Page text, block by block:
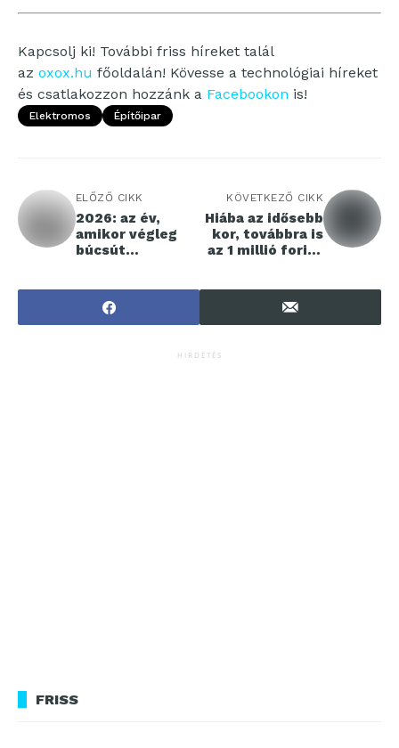
Kapcsolj ki! További friss híreket talál
az oxox.hu főoldalán! Kövesse a technológiai híreket
és csatlakozzon hozzánk a Facebookon is!
Elektromos Építőipar
ELŐZŐ CIKK
2026: az év,
amikor végleg
búcsút
KÖVETKEZŐ CIKK
Hiába az idősebb
kor, továbbra is
az 1 millió forint
HIRDETÉS
FRISS